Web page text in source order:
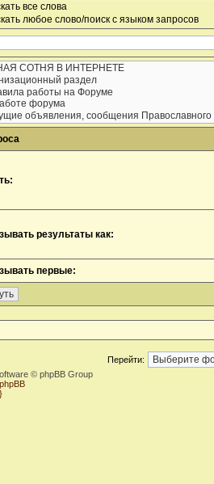
все слова
любое слово/поиск с языком запросов
результаты как:
первые:
Перейти:
© phpBB Group